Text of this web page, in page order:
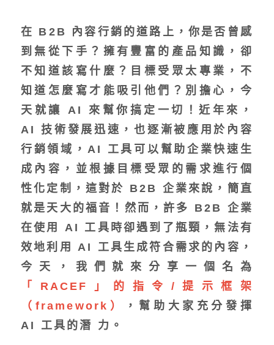
在 B2B 內容行銷 的道路上，你是否曾感
到無從下手？擁有豐富的產品知識，卻
不知道該寫什麼？目標受眾太專業，不
知道怎麼寫才能吸引他們？別擔心，今
天就讓 AI 來幫你搞定一切！近年來，
AI 技術發展迅速，也逐漸被應用於內容
行銷領域，AI 工具可以幫助企業快速生
成內容，並根據目標受眾的需求進行個
性化定制，這對於 B2B 企業來說，簡直
就是天大的福音！然而，許多 B2B 企業
在使用 AI 工具時卻遇到了瓶頸，無法有
效地利用 AI 工具生成符合需求的內容，
今天，我們就來分享一個名為
「RACEF」的指令/提示框架
（framework）
，幫助大家充分發揮
AI 工具的潛 力。